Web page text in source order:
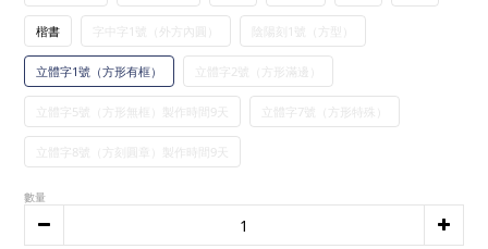
楷書 字中字1號（外方內圓） 陰陽刻1號（方型）
立體字1號（方形有框） 立體字2號（方形滿邊）
立體字5號（方形無框）製作時間9天 立體字7號（方形特殊）
立體字8號（方刻圓章）製作時間9天
數量